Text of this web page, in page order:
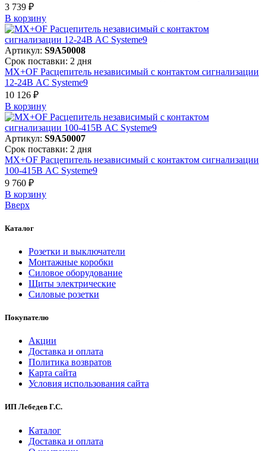
3 739 ₽
В корзинy
Артикул: S9A50008
Срок поставки: 2 дня
MX+OF Расцепитель независимый с контактом сигнализации
12-24В AC Systeme9
10 126 ₽
В корзинy
Артикул: S9A50007
Срок поставки: 2 дня
MX+OF Расцепитель независимый с контактом сигнализации
100-415В AC Systeme9
9 760 ₽
В корзинy
Вверх
Каталог
Розетки и выключатели
Монтажные коробки
Силовое оборудование
Щиты электрические
Силовые розетки
Покупателю
Акции
Доставка и оплата
Политика возвратов
Карта сайта
Условия использования сайта
ИП Лебедев Г.С.
Каталог
Доставка и оплата